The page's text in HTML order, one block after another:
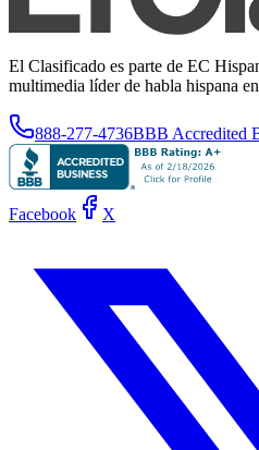
El Clasificado es parte de EC
multimedia líder de habla hispana
888-277-4736BBB Accredited
Facebook X